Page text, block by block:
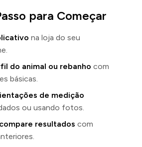
para Começar
na loja do seu
do animal ou rebanho com
básicas.
de medição
ou usando fotos.
resultados com